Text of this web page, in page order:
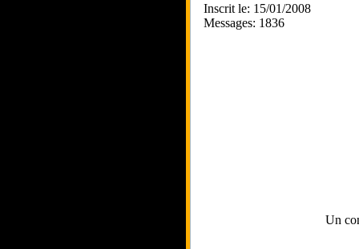
Inscrit le: 15/01/2008
Messages: 1836
Un